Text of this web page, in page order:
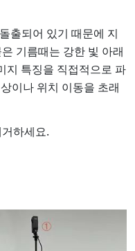
출되어 있기 때문에 지
기름때는 강한 빛 아래
지 특징을 직접적으로 파
이나 위치 이동을 초래
하세요.